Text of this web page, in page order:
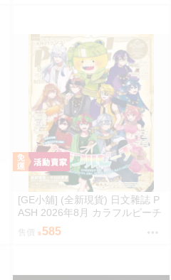
[GE小舖] (全新現貨) 日文雜誌 P
ASH 2026年8月 カラフルピーチ
からぴち Colorful Peach
售價 585